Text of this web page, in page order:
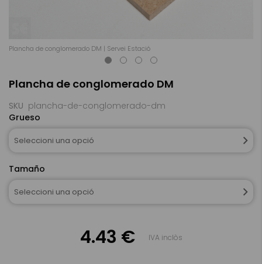
Plancha de conglomerado DM
SKU plancha-de-conglomerado-dm
Grueso
Seleccioni una opció
Tamaño
Seleccioni una opció
4.43 € IVA inclòs
Plancha de conglomerado DM | Servei Estació
to
beginning
of
images